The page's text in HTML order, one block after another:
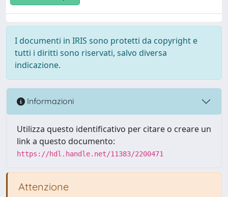
I documenti in IRIS sono protetti da copyright e
tutti i diritti sono riservati, salvo diversa
indicazione.
Informazioni
Utilizza questo identificativo per citare o creare un
link a questo documento:
https://hdl.handle.net/11383/2200471
Attenzione